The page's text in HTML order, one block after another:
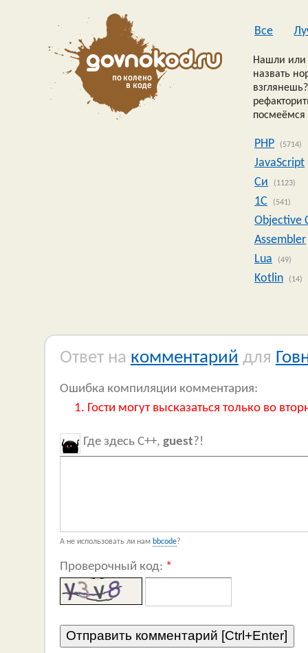
Все
Нашли или
назвать
посмеёмся
PHP (5714)
JavaScript
Си
(1123)
1C (541)
Objective
Assembler
Lua
(49)
Kotlin (14)
Ответ на комментарий для
Ошибка компиляции комментария:
Гости могут высказаться только во
Где здесь C++, guest?!
А не использовать ли нам bbcode?
Проверочный код: *